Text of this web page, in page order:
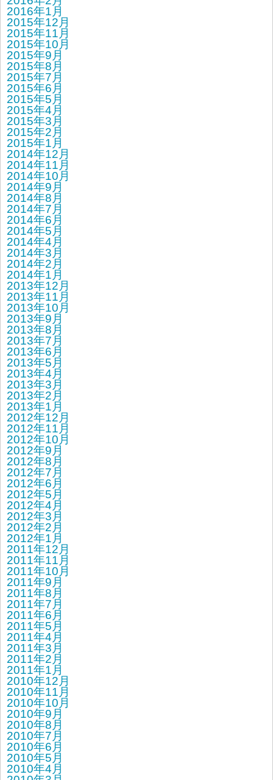
2016年1月
2015年12月
2015年11月
2015年10月
2015年9月
2015年8月
2015年7月
2015年6月
2015年5月
2015年4月
2015年3月
2015年2月
2015年1月
2014年12月
2014年11月
2014年10月
2014年9月
2014年8月
2014年7月
2014年6月
2014年5月
2014年4月
2014年3月
2014年2月
2014年1月
2013年12月
2013年11月
2013年10月
2013年9月
2013年8月
2013年7月
2013年6月
2013年5月
2013年4月
2013年3月
2013年2月
2013年1月
2012年12月
2012年11月
2012年10月
2012年9月
2012年8月
2012年7月
2012年6月
2012年5月
2012年4月
2012年3月
2012年2月
2012年1月
2011年12月
2011年11月
2011年10月
2011年9月
2011年8月
2011年7月
2011年6月
2011年5月
2011年4月
2011年3月
2011年2月
2011年1月
2010年12月
2010年11月
2010年10月
2010年9月
2010年8月
2010年7月
2010年6月
2010年5月
2010年4月